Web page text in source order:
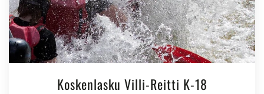
Koskenlasku Villi-Reitti K-18